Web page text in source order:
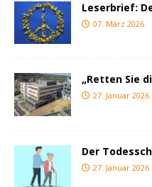
Leserbrief:
07. März 2026
„Retten Sie
27. Januar 2026
Der
27. Januar 2026